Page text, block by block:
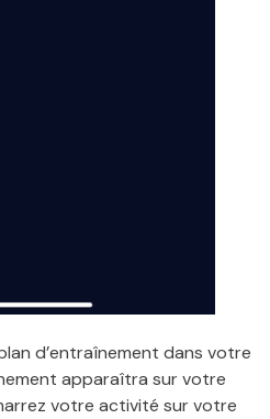
d’entraînement dans votre
apparaîtra sur votre
votre activité sur votre